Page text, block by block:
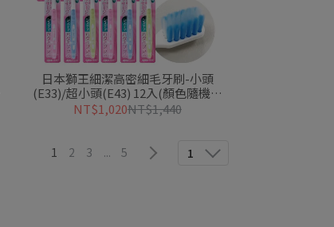
日本獅王細潔高密細毛牙刷-小頭
(E33)/超小頭(E43) 12入(顏色隨機出
貨)
NT$1,020NT$1,440
1 2 3 ... 5 1